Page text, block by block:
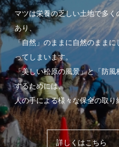
マツは栄養の乏しい土地で多
あり、
「自然」のままに自然のまま
ってしまいます。
「美しい松原の風景」と「防
するためには、
人の手による様々な保全の取り
詳しくはこちら